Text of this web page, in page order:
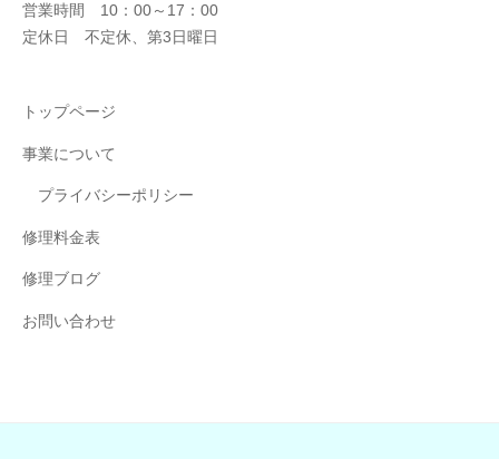
営業時間 10：00～17：00
定休日 不定休、第3日曜日
トップページ
事業について
プライバシーポリシー
修理料金表
修理ブログ
お問い合わせ